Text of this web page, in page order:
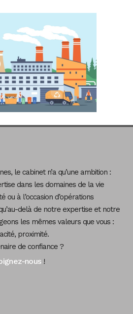
le cabinet n’a qu’une ambition :
dans les domaines de la vie
ou à l’occasion d’opérations
delà de notre expertise et notre
les mêmes valeurs que vous :
proximité.
de confiance ?
nous!